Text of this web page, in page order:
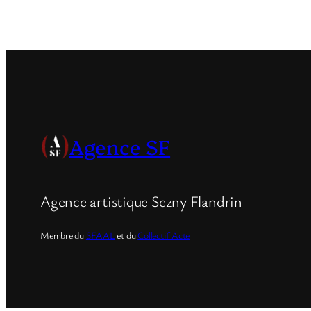
Agence SF
Agence artistique Sezny Flandrin
Membre du SFAALet duCollectif Acte